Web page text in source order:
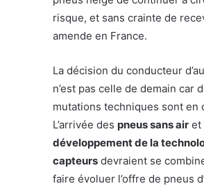
risque, et sans crainte de
amende en France.
La décision du conducteur
n’est pas celle de demain car
mutations techniques sont en
L’arrivée des pneus sans air et
développement de la
capteurs devraient se
faire évoluer l’offre de pneus